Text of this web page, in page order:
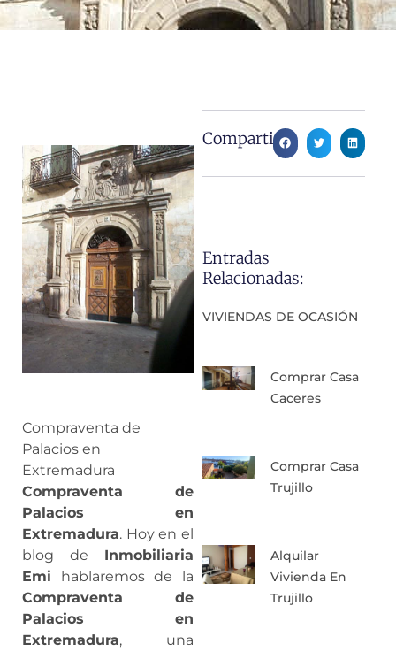
Compraventa de
Palacios en
Extremadura
Compraventa de
Palacios en
Extremadura. Hoy en el
blog de Inmobiliaria
Emi hablaremos de la
Compraventa de
Palacios en
Extremadura, una
Compartir:
Entradas
Relacionadas:
VIVIENDAS DE OCASIÓN
Comprar Casa
Caceres
Comprar Casa
Trujillo
Alquilar
Vivienda En
Trujillo